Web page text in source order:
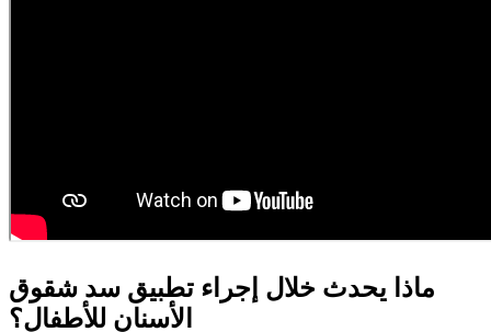
ماذا يحدث خلال إجراء تطبيق سد شقوق
الأسنان للأطفال؟